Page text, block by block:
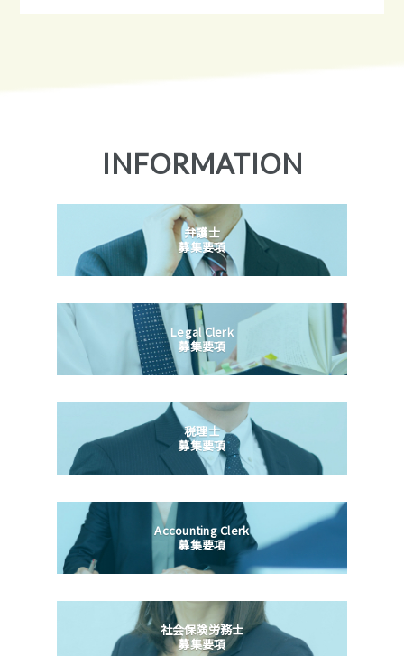
INFORMATION
弁護士
募集要項
Legal Clerk
募集要項
税理士
募集要項
Accounting Clerk
募集要項
社会保険労務士
募集要項